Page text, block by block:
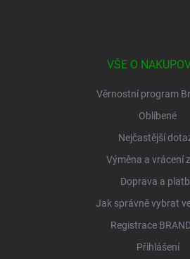
VŠE O
Věrnostní program
Oblíbené
Nejčastější
Výměna a vrácení
Doprava a
Jak správně vybrat
Registrace
Přihlášení